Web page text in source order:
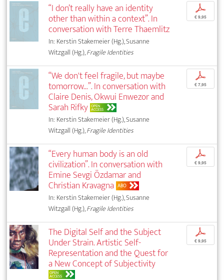
“I don’t really have an identity
other than within a context”. In
conversation with Terre Thaemlitz
In: Kerstin Stakemeier (Hg.), Susanne
Witzgall (Hg.),Fragile Identities
p
€ 9,95
“We don't feel fragile, but maybe
tomorrow...”. In conversation with
Claire Denis, Okwui Enwezor and
Sarah Rifky OPEN
ACCESS
In: Kerstin Stakemeier (Hg.), Susanne
Witzgall (Hg.),Fragile Identities
p
€ 7,95
“Every human body is an old
civilization”. In conversation with
Emine Sevgi Özdamar and
Christian Kravagna ABO
In: Kerstin Stakemeier (Hg.), Susanne
Witzgall (Hg.),Fragile Identities
p
€ 9,95
The Digital Self and the Subject
Under Strain. Artistic Self-
Representation and the Quest for
a New Concept of Subjectivity
OPEN
ACCESS
p
€ 9,95